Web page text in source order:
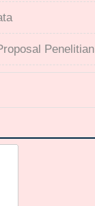
Penelitian